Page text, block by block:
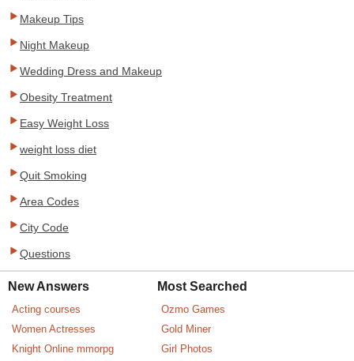
Makeup Tips
Night Makeup
Wedding Dress and Makeup
Obesity Treatment
Easy Weight Loss
weight loss diet
Quit Smoking
Area Codes
City Code
Questions
New Answers
Acting courses
Women Actresses
Knight Online mmorpg
Most Searched
Ozmo Games
Gold Miner
Girl Photos